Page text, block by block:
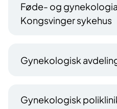
Føde- og
Kongsvinger sykehus
Gynekologisk
Gynekologisk